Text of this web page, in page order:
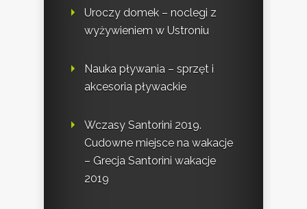
Uroczy domek – noclegi z
wyżywieniem w Ustroniu
Nauka pływania – sprzęt i
akcesoria pływackie
Wczasy Santorini 2019.
Cudowne miejsce na wakacje
– Grecja Santorini wakacje
2019